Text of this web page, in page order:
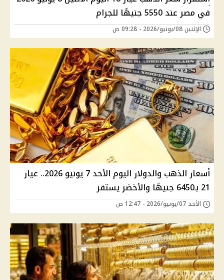
في مصر عند 5550 جنيهًا للجرام
الإثنين 08/يونيو/2026 - 09:28 ص
أسعار الذهب والدولار اليوم الأحد 7 يونيو 2026.. عيار
21 بـ6450 جنيهًا والأخضر يستقر
الأحد 07/يونيو/2026 - 12:47 ص